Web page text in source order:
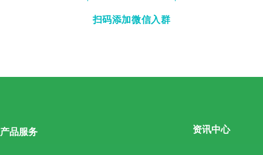
扫码添加微信入群
产品服务 资讯中心